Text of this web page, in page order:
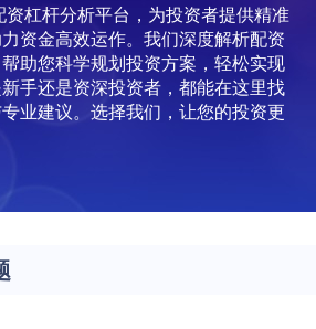
资杠杆分析平台，为投资者提供精准
资金高效运作。我们深度解析配资
助您科学规划投资方案，轻松实现
手还是资深投资者，都能在这里找
业建议。选择我们，让您的投资更